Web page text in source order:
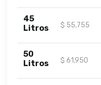
45
Litros
$ 55,755
50
Litros
$ 61,950